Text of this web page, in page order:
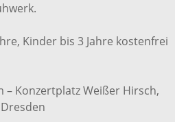
Kinder bis 3 Jahre kostenfrei
– Konzertplatz Weißer Hirsch,